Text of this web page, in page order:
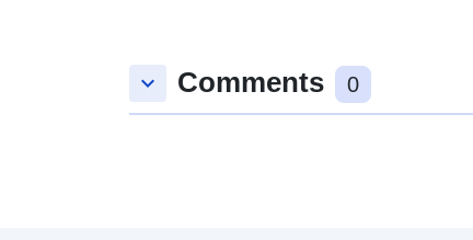
keyboard_arrow_down Comments 0